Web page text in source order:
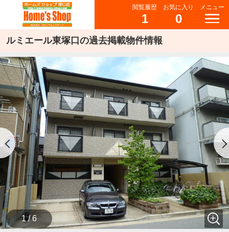
閲覧履歴
1
お気に入り
0
メニュー
ルミエール東塚口の過去掲載物件情報
1 / 6